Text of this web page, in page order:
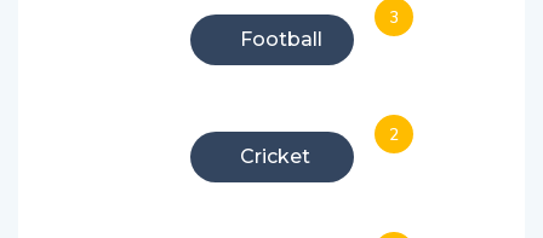
Football
3
Cricket
2